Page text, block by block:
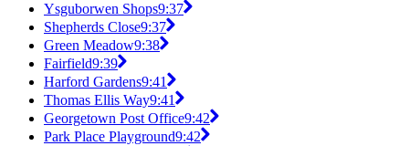
Ysguborwen Shops9:37
Shepherds Close9:37
Green Meadow9:38
Fairfield9:39
Harford Gardens9:41
Thomas Ellis Way9:41
Georgetown Post Office9:42
Park Place Playground9:42